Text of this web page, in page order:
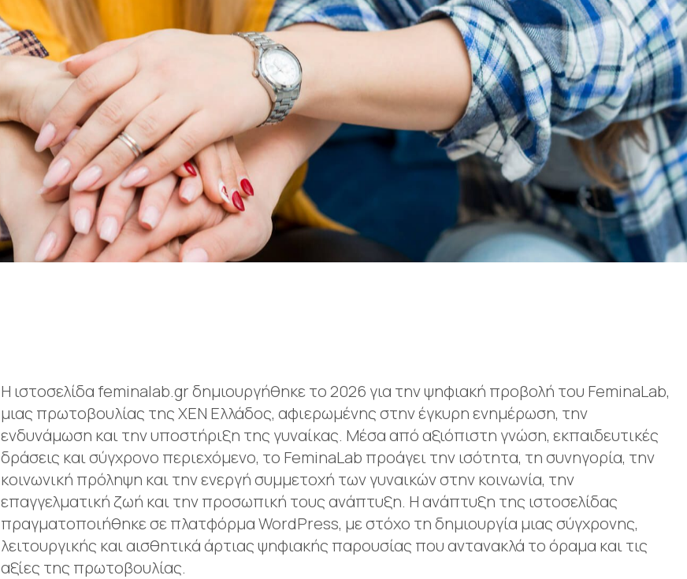
Η ιστοσελίδα feminalab.gr δημιουργήθηκε το 2026 για την ψηφιακή προβολή του FeminaLab,
μιας πρωτοβουλίας της ΧΕΝ Ελλάδος, αφιερωμένης στην έγκυρη ενημέρωση, την
ενδυνάμωση και την υποστήριξη της γυναίκας. Μέσα από αξιόπιστη γνώση, εκπαιδευτικές
δράσεις και σύγχρονο περιεχόμενο, το FeminaLab προάγει την ισότητα, τη συνηγορία, την
κοινωνική πρόληψη και την ενεργή συμμετοχή των γυναικών στην κοινωνία, την
επαγγελματική ζωή και την προσωπική τους ανάπτυξη. Η ανάπτυξη της ιστοσελίδας
πραγματοποιήθηκε σε πλατφόρμα WordPress, με στόχο τη δημιουργία μιας σύγχρονης,
λειτουργικής και αισθητικά άρτιας ψηφιακής παρουσίας που αντανακλά το όραμα και τις
αξίες της πρωτοβουλίας.